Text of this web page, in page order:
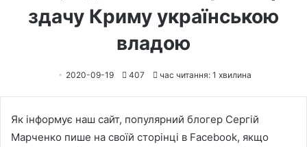
здачу Криму українською
владою
2020-09-19 407 час читання: 1 хвилина
Як інформує наш сайт, популярний блогер Сергій
Марченко пише на своїй сторінці в Facebook, якщо